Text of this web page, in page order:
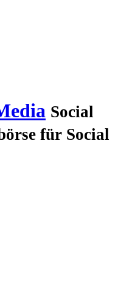
Social
für Social